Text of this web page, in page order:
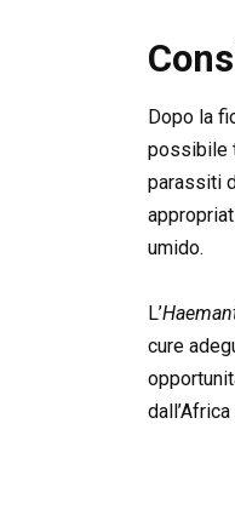
Dopo la
possibile
parassiti
umido.
L’
cure